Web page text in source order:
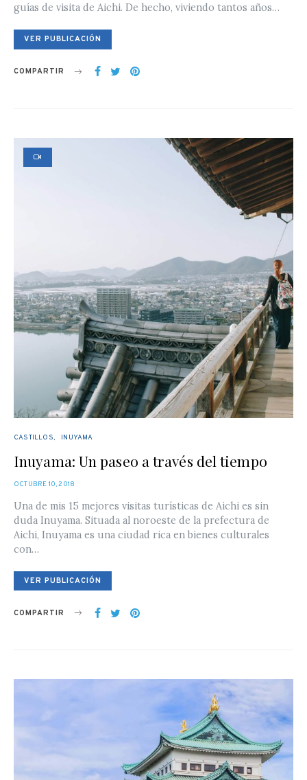
guías de visita de Aichi. De hecho, viviendo tantos años…
VER PUBLICACIÓN
COMPARTIR
CASTILLOS INUYAMA
Inuyama: Un paseo a través del tiempo
POSTED
OCTUBRE 10, 2018
Una de mis 15 mejores visitas turísticas de Aichi es sin
duda Inuyama. Situada al noroeste de la prefectura de
Aichi, Inuyama es una ciudad rica en bienes culturales
con…
VER PUBLICACIÓN
COMPARTIR